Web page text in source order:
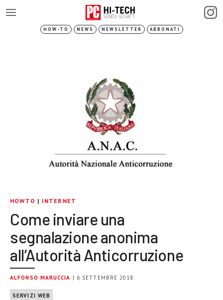
HOW-TO NEWS NEWSLETTER ABBONATI
HOWTO | INTERNET
Come inviare una
segnalazione anonima
all’Autorità Anticorruzione
ALFONSO MARUCCIA | 6 SETTEMBRE 2018
SERVIZI WEB